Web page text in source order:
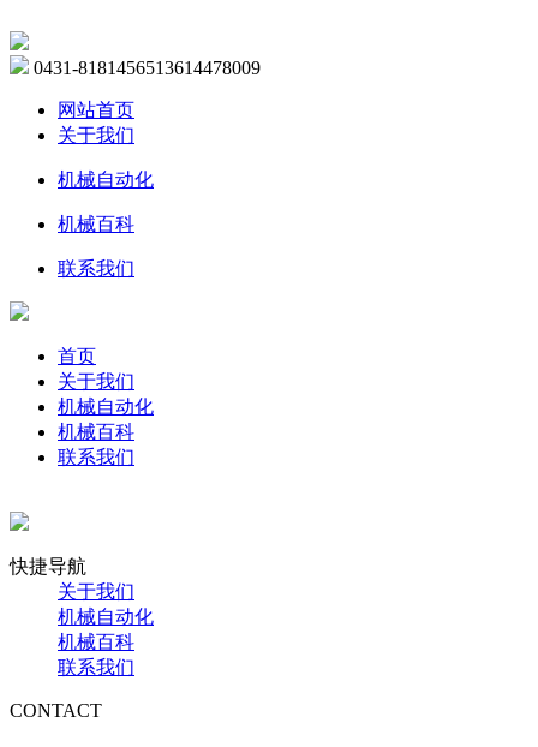
0431-8181456513614478009
网站首页
关于我们
机械自动化
机械百科
联系我们
首页
关于我们
机械自动化
机械百科
联系我们
快捷导航
关于我们
机械自动化
机械百科
联系我们
CONTACT